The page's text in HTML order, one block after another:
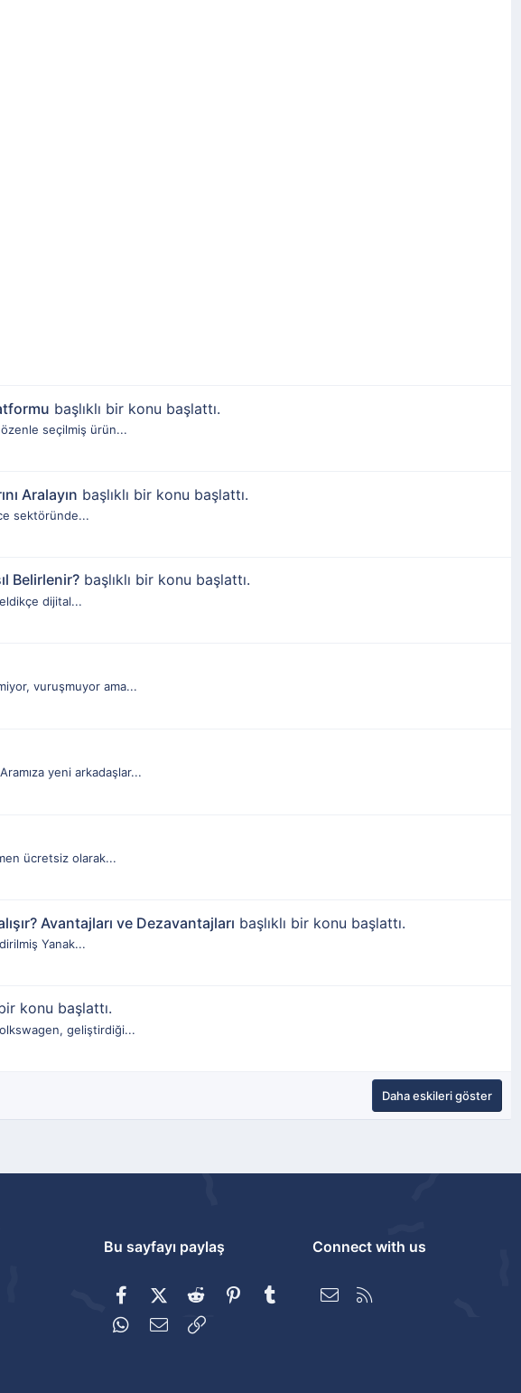
başlıklı bir konu başlattı.
seçilmiş ürün...
Aralayın başlıklı bir konu başlattı.
sektöründe...
Belirlenir? başlıklı bir konu başlattı.
dijital...
vuruşmuyor ama...
yeni arkadaşlar...
ücretsiz olarak...
Avantajları ve Dezavantajları başlıklı bir konu başlattı.
Yanak...
konu başlattı.
geliştirdiği...
Daha eskileri göster
Bu sayfayı paylaş
FacebookX (Twitter)
Reddit PinterestTumblr
WhatsApp
E-posta
Connect with us
Bize ulaşın